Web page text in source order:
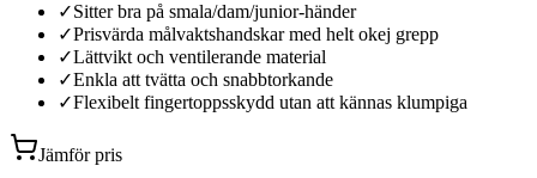
✓Sitter bra på smala/dam/junior-händer
✓Prisvärda målvaktshandskar med helt okej grepp
✓Lättvikt och ventilerande material
✓Enkla att tvätta och snabbtorkande
✓Flexibelt fingertoppsskydd utan att kännas klumpiga
Jämför pris